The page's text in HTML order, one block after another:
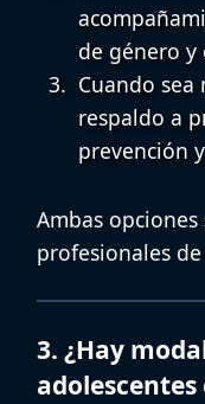
de género
Cuando sea
respaldo a
prevención
Ambas
profesionales
3. ¿Hay
adolescentes